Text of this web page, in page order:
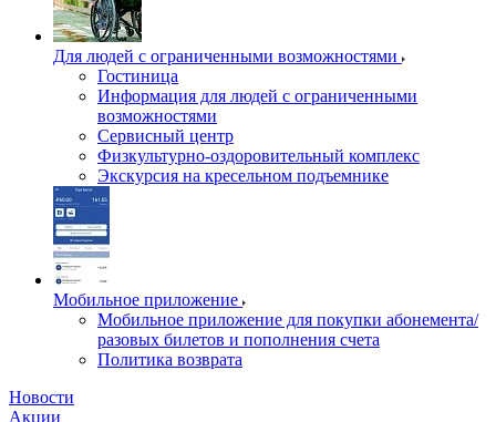
Для людей с ограниченными возможностями
Гостиница
Информация для людей с ограниченными
возможностями
Сервисный центр
Физкультурно-оздоровительный комплекс
Экскурсия на кресельном подъемнике
Мобильное приложение
Мобильное приложение для покупки абонемента/
разовых билетов и пополнения счета
Политика возврата
Новости
Акции